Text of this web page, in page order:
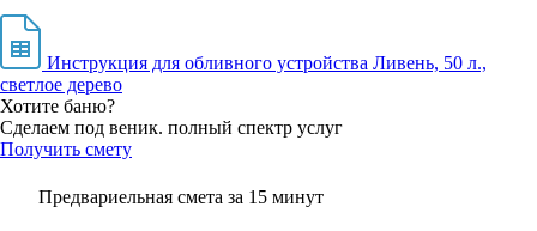
Инструкция для обливного устройства Ливень, 50 л.,
светлое дерево
Хотите баню?
Сделаем под веник. полный спектр услуг
Получить смету
Предвариельная смета за 15 минут